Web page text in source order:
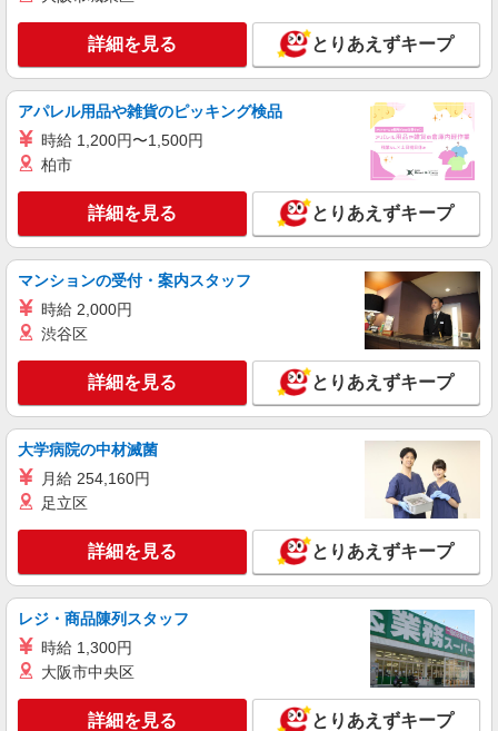
キープ 詳細を見る
<新豊橋駅>高時給&シフト柔軟でいいとこ取り
♪サ高住の補助STAFF
時給1500円〜2125円 ＜日払い有/週払い有/交
通費全支給(ガソリン代含む)＞
新豊橋駅
キープ 詳細を見る
派遣社員
株式会社kotrio /●SZ-H-1953819
豊橋駅｜シニア向けマンションでの生活サポー
ト・フロアの巡回
時給1500円〜2125円 ＜日払い有/週払い有/交
通費全支給(ガソリン代含む)＞
詳細を見る
株式会社kotrio /●SZ-H-1869281
高収入★日収1.2万〜！シニア向けマンション
時給1500円〜2125円 ＜日払い有/週払い有/交
豊橋市内
詳細を見る とりあえずキープ
アパレル用品や雑貨のピッキング検品
時給 1,200円〜1,500円
柏市
詳細を見る とりあえずキープ
マンションの受付・案内スタッフ
時給 2,000円
渋谷区
詳細を見る とりあえずキープ
大学病院の中材滅菌
月給 254,160円
足立区
詳細を見る とりあえずキープ
レジ・商品陳列スタッフ
時給 1,300円
大阪市中央区
詳細を見る とりあえずキープ